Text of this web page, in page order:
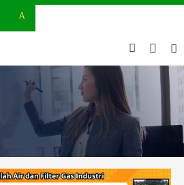
ADY WATER | JERNIHKAN HIDUP